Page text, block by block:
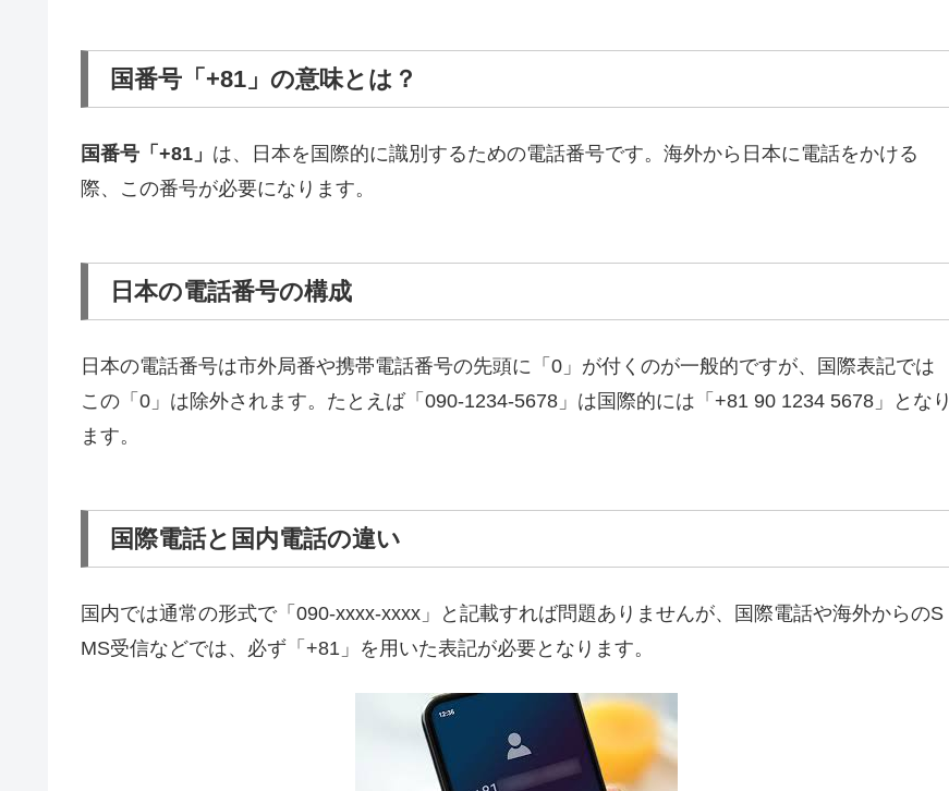
国番号「+81」の意味とは？
国番号「+81」 は、日本を国際的に識別するための電話番号です。海外から日本に電話をかける
際、この番号が必要になります。
日本の電話番号の構成
日本の電話番号は市外局番や携帯電話番号の先頭に「0」が付くのが一般的ですが、国際表記では
この「0」は除外されます。たとえば「090-1234-5678」は国際的には「+81 90 1234 5678」となり
ます。
国際電話と国内電話の違い
国内では通常の形式で「090-xxxx-xxxx」と記載すれば問題ありませんが、国際電話や海外からのS
MS受信などでは、必ず「+81」を用いた表記が必要となります。